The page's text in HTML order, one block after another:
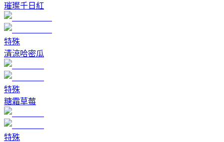
璀璨千日紅
特殊
清涼哈密瓜
特殊
糖霜草莓
特殊